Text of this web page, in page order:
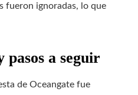
fueron ignoradas, lo que
pasos a seguir
de Oceangate fue